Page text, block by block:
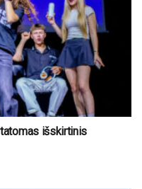
išskirtinis